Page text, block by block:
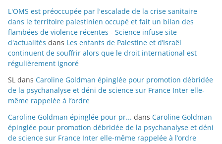
L'OMS est préoccupée par l'escalade de la crise sanitaire
dans le territoire palestinien occupé et fait un bilan des
flambées de violence récentes - Science infuse site
d'actualités dans Les enfants de Palestine et d’Israël
continuent de souffrir alors que le droit international est
régulièrement ignoré
SL dans Caroline Goldman épinglée pour promotion débridée
de la psychanalyse et déni de science sur France Inter elle-
même rappelée à l’ordre
Caroline Goldman épinglée pour pr... dans Caroline Goldman
épinglée pour promotion débridée de la psychanalyse et déni
de science sur France Inter elle-même rappelée à l’ordre